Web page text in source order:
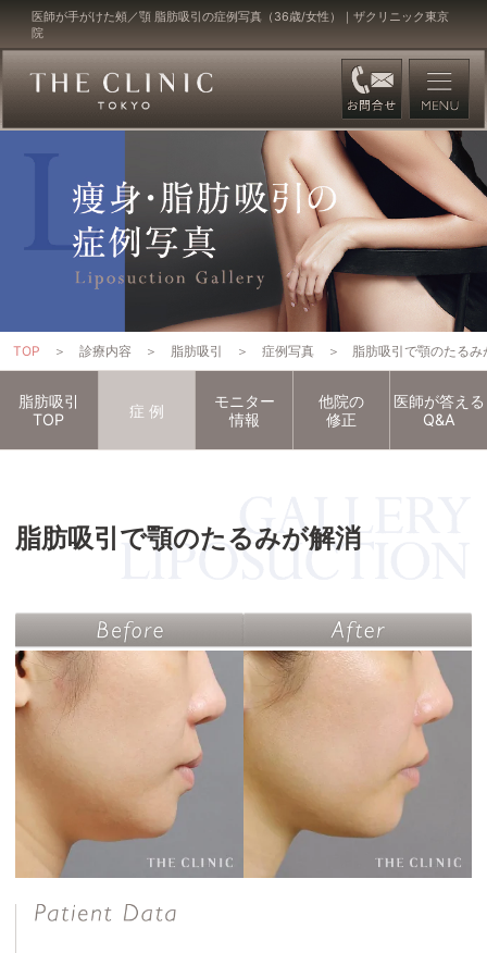
医師が手がけた頰／顎 脂肪吸引の症例写真（36歳/女性）｜ザクリニック東京
院
TOP 診療内容 脂肪吸引 症例写真 脂肪吸引で顎のたるみ
脂肪吸引
TOP
症 例
モニター
情報
他院の
修正
医師が答える
Q&A
脂肪吸引で顎のたるみが解消